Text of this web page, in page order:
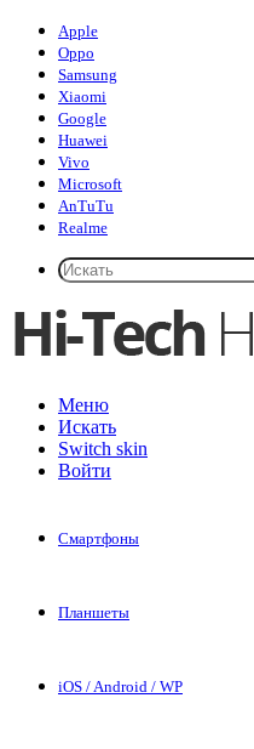
Apple
Oppo
Samsung
Xiaomi
Google
Huawei
Vivo
Microsoft
AnTuTu
Realme
Меню
Искать
Switch skin
Войти
Смартфоны
Планшеты
iOS / Android / WP